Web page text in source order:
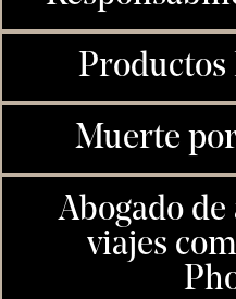
Productos
Muerte
Abogado
viajes